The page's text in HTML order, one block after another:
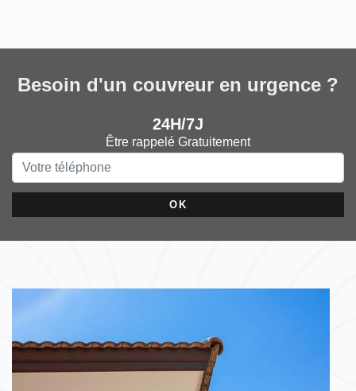
Besoin d'un couvreur en urgence ?
24H/7J
Être rappelé Gratuitement